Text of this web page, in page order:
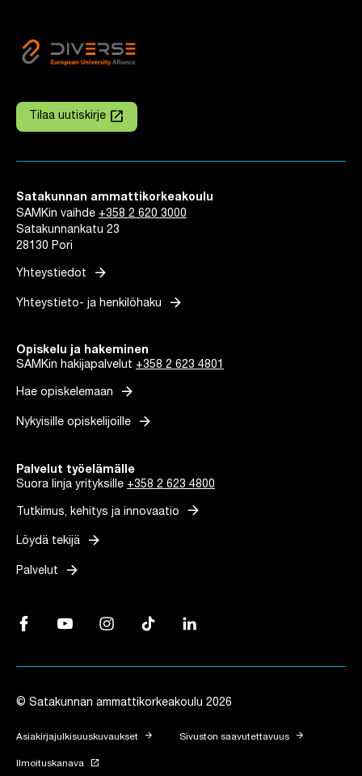
Tilaa uutiskirje
Linkki avautuu uuteen välilehteen
launch
Satakunnan ammattikorkeakoulu
SAMKin vaihde +358 2 620 3000
Satakunnankatu 23
28130 Pori
Yhteystiedot arrow_forward
Yhteystieto- ja henkilöhaku arrow_forward
Opiskelu ja hakeminen
SAMKin hakijapalvelut +358 2 623 4801
Hae opiskelemaan arrow_forward
Nykyisille opiskelijoille arrow_forward
Palvelut työelämälle
Suora linja yrityksille +358 2 623 4800
Tutkimus, kehitys ja innovaatio arrow_forward
Löydä tekijä arrow_forward
Palvelut arrow_forward
Facebook, Linkki avautuu uuteen välilehteen
YouTube, Linkki avautuu uuteen välilehteen
Instagram, Linkki avautuu uuteen välilehteen
TikTok, Linkki avautuu uuteen välilehteen
LinkedIn, Linkki avautuu uuteen
© Satakunnan ammattikorkeakoulu 2026
Asiakirjajulkisuuskuvaukset arrow_forward Sivuston saavutettavuus arrow_forward
Ilmoituskanava Linkki avautuu uuteen välilehteen
launch